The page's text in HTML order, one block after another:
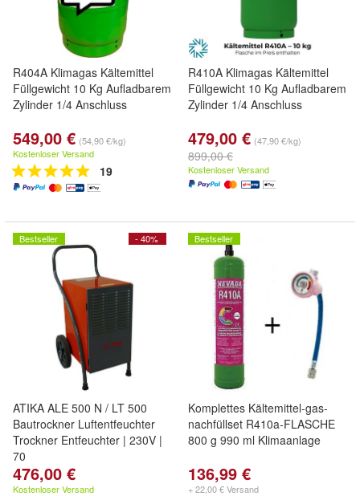
R404A Klimagas Kältemittel
Füllgewicht 10 Kg Aufladbarem
Zylinder 1/4 Anschluss
549,00 € (54,90 €/kg)
Kostenloser Versand
19
R410A Klimagas Kältemittel
Füllgewicht 10 Kg Aufladbarem
Zylinder 1/4 Anschluss
479,00 € (47,90 €/kg)
899,00 €
Kostenloser Versand
- 40%
Bestseller
ATIKA ALE 500 N / LT 500
Bautrockner Luftentfeuchter
Trockner Entfeuchter | 230V |
70
476,00 €
Kostenloser Versand
Bestseller
Komplettes Kältemittel-gas-
nachfüllset R410a-FLASCHE
800 g 990 ml Klimaanlage
136,99 €
+ 22,00 € Versand